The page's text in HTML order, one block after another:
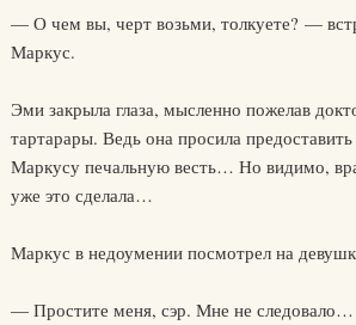
— О чем вы, черт возьми, толкуете? —
Маркус.
Эми закрыла глаза, мысленно пожелав
тартарары. Ведь она просила
Маркусу печальную весть… Но видимо,
уже это сделала…
Маркус в недоумении посмотрел на
— Простите меня, сэр. Мне не